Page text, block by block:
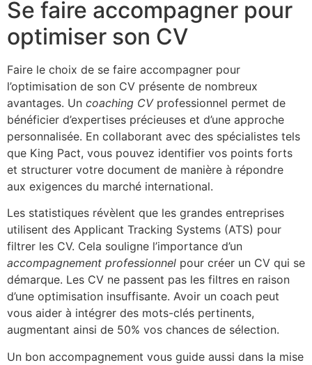
Se faire accompagner pour
optimiser son CV
Faire le choix de se faire accompagner pour
l’optimisation de son CV présente de nombreux
avantages. Un coaching CVprofessionnel permet de
bénéficier d’expertises précieuses et d’une approche
personnalisée. En collaborant avec des spécialistes tels
que King Pact, vous pouvez identifier vos points forts
et structurer votre document de manière à répondre
aux exigences du marché international.
Les statistiques révèlent que les grandes entreprises
utilisent des Applicant Tracking Systems (ATS) pour
filtrer les CV. Cela souligne l’importance d’un
accompagnement professionnel pour créer un CV qui se
démarque. Les CV ne passent pas les filtres en raison
d’une optimisation insuffisante. Avoir un coach peut
vous aider à intégrer des mots-clés pertinents,
augmentant ainsi de 50% vos chances de sélection.
Un bon accompagnement vous guide aussi dans la mise